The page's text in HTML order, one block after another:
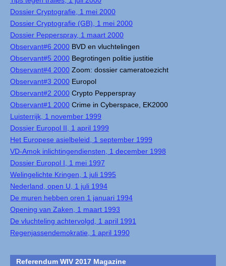
Dossier Cryptografie, 1 mei 2000
Dossier Cryptografie (GB), 1 mei 2000
Dossier Pepperspray, 1 maart 2000
Observant#6 2000 BVD en vluchtelingen
Observant#5 2000 Begrotingen politie justitie
Observant#4 2000 Zoom: dossier cameratoezicht
Observant#3 2000 Europol
Observant#2 2000 Crypto Pepperspray
Observant#1 2000 Crime in Cyberspace, EK2000
Luisterrijk, 1 november 1999
Dossier Europol II, 1 april 1999
Het Europese asielbeleid, 1 september 1999
VD-Amok inlichtingendiensten, 1 december 1998
Dossier Europol I, 1 mei 1997
Welingelichte Kringen, 1 juli 1995
Nederland, open U, 1 juli 1994
De muren hebben oren 1 januari 1994
Opening van Zaken, 1 maart 1993
De vluchteling achtervolgd, 1 april 1991
Regenjassendemokratie, 1 april 1990
Referendum WIV 2017 Magazine